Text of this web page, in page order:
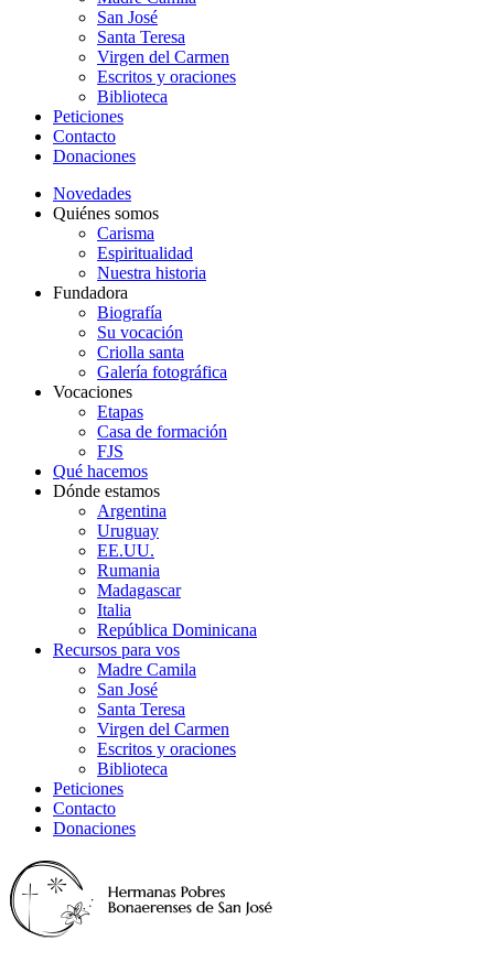
San José
Santa Teresa
Virgen del Carmen
Escritos y oraciones
Biblioteca
Peticiones
Contacto
Donaciones
Novedades
Quiénes somos
Carisma
Espiritualidad
Nuestra historia
Fundadora
Biografía
Su vocación
Criolla santa
Galería fotográfica
Vocaciones
Etapas
Casa de formación
FJS
Qué hacemos
Dónde estamos
Argentina
Uruguay
EE.UU.
Rumania
Madagascar
Italia
República Dominicana
Recursos para vos
Madre Camila
San José
Santa Teresa
Virgen del Carmen
Escritos y oraciones
Biblioteca
Peticiones
Contacto
Donaciones